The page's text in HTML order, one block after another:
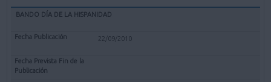
BANDO DÍA DE LA HISPANIDAD
22/09/2010